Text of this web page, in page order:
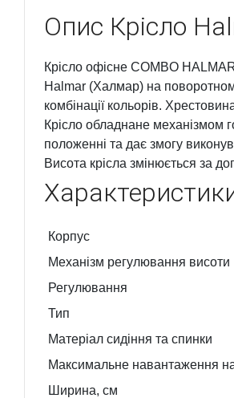
Опис Крісло
Крісло офісне COMBO
Halmar (Халмар) на
комбінації кольорів.
Крісло обладнане механізмом
положенні та дає змогу
Висота крісла змінюється за
Корпус
Механізм регулювання висоти
Регулювання
Тип
Матеріал сидіння та спинки
Максимальне навантаження
Ширина, см